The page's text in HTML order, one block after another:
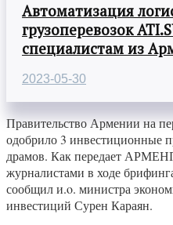
Автоматизация
грузоперевозок
специалистам из
2023-05-30
Правительство Армении на
одобрило 3 инвестиционные
драмов. Как передает
журналистами в ходе
сообщил и.o. министра
инвестиций Сурен Караян.